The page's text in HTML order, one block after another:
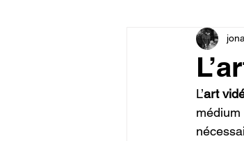
Les couleurs
L’art